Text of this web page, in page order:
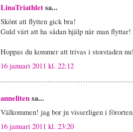
LinaTriathletsa...
Skönt att flytten gick bra!
Guld värt att ha sådan hjälp när man flyttar!
Hoppas du kommer att trivas i storstaden
16 januari 2011 kl. 22:12
annelitensa...
Välkommen! jag bor ju visserligen i
16 januari 2011 kl. 23:20